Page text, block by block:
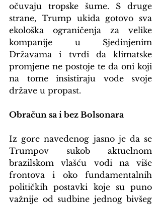
očuvaju tropske šume. S druge
strane, Trump ukida gotovo sva
ekološka ograničenja za velike
kompanije u Sjedinjenim
Državama i tvrdi da klimatske
promjene ne postoje te da oni koji
na tome insistiraju vode svoje
države u propast.
Obračun sa i bez Bolsonara
Iz gore navedenog jasno je da se
Trumpov sukob aktuelnom
brazilskom vlašću vodi na više
frontova i oko fundamentalnih
političkih postavki koje su puno
važnije od sudbine jednog bivšeg